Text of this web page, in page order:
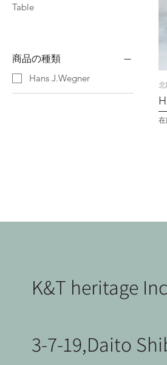
Table
商品の種類
Hans J.Wegner
在
K&T heritage
3-7-19,Daito